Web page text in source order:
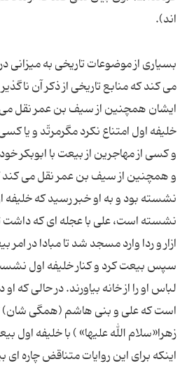
بسیاری از موضوعات تاریخی به میزانی
ایشان همچنین از سیف بن عمر نقل می
خلیفه اول امتناع نکرد مگرمرتّد و یا
و همچنین از سیف بن عمر نقل می کند
نشسته بود و به او خبر رسید که
نشسته است، علی با عجله ای که داشت
ازار و ردا وارد مسجد شد تا مبادا در
سپس بیعت کرد و کنار خلیفه اول
لباس او را از خانه بیاورند. در حالی که
است که علی و بنی هاشم (همگی شان)
زهرا«سلام الله علیها» ) با خلیفه اول
اینکه برای این روایات متناقض چاره